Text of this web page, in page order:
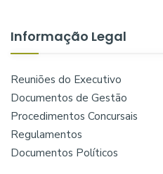
Informação Legal
Reuniões do Executivo
Documentos de Gestão
Procedimentos Concursais
Regulamentos
Documentos Políticos